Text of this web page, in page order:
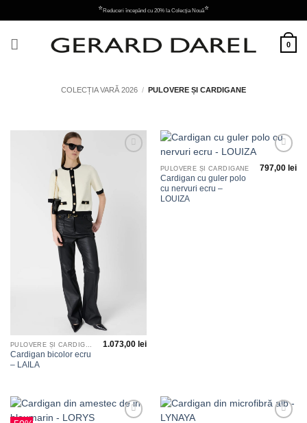
to
⭐Reduceri începând cu 20% la Colecția Nouă⭐
0
COLECȚIA VARĂ 2026 / PULOVERE ȘI CARDIGANE
Cardigan bicolor ecru
– LAILA
1.073,00 lei
la
PULOVERE ȘI CARDIGANE
Cardigan cu guler polo
cu nervuri ecru –
LOUIZA
797,00 lei